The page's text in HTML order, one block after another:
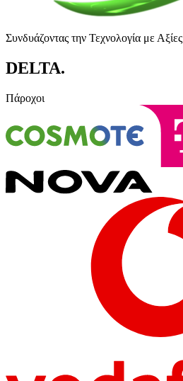
Συνδυάζοντας την Τεχνολογία με Αξίες
DELTA.
Πάροχοι